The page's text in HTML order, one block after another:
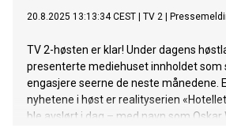
20.8.2025 13:13:34 CEST TV 2
TV 2-høsten er klar! Under dagens
presenterte mediehuset innholdet som
engasjere seerne de neste månedene.
nyhetene i høst er realityserien
ble avslørt i dag – med navn som Oskar